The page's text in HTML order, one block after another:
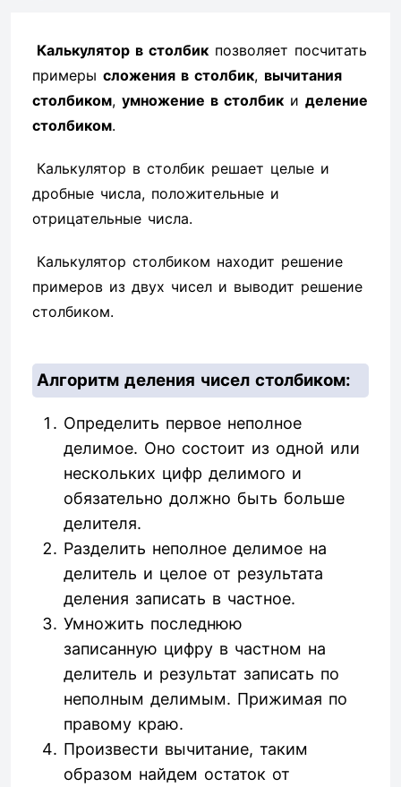
Калькулятор в столбик позволяет посчитать
примеры сложения в столбик, вычитания
столбиком, умножение в столбик и деление
столбиком.
Калькулятор в столбик решает целые и
дробные числа, положительные и
отрицательные числа.
Калькулятор столбиком находит решение
примеров из двух чисел и выводит решение
столбиком.
Алгоритм деления чисел столбиком:
Определить первое неполное
делимое. Оно состоит из одной или
нескольких цифр делимого и
обязательно должно быть больше
делителя.
Разделить неполное делимое на
делитель и целое от результата
деления записать в частное.
Умножить последнюю
записанную цифру в частном на
делитель и результат записать по
неполным делимым. Прижимая по
правому краю.
Произвести вычитание, таким
образом найдем остаток от